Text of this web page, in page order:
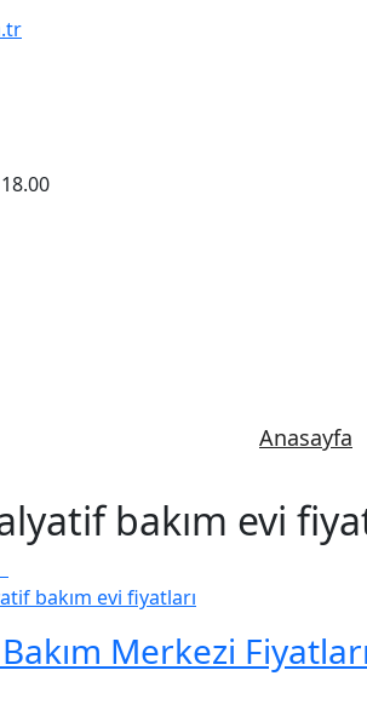
Anasayfa
bakım evi
bakım evi fiyatları
Merkezi Fiyatları